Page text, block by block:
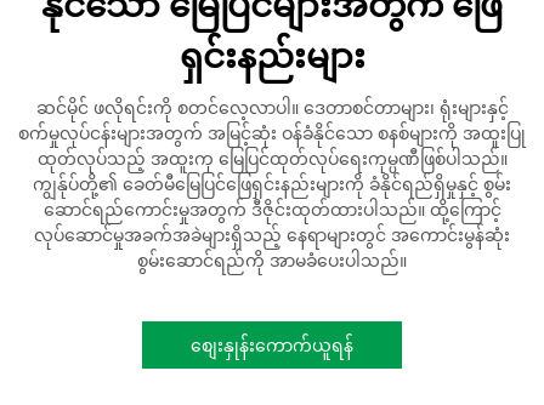
ရှင်းနည်းများ
ဆင်မိုင် ဖလိုရင်းကို စတင်လေ့လာပါ။ ဒေတာစင်တာများ၊ ရုံးများနှင့်
စက်မှုလုပ်ငန်းများအတွက် အမြင့်ဆုံး ဝန်ခံနိုင်သော စနစ်များကို အထူးပြု
ထုတ်လုပ်သည့် အထူးကု မြေပြင်ထုတ်လုပ်ရေးကုမ္ပဏီဖြစ်ပါသည်။
ကျွန်ုပ်တို့၏ ခေတ်မီမြေပြင်ဖြေရှင်းနည်းများကို ခံနိုင်ရည်ရှိမှုနှင့် စွမ်း
ဆောင်ရည်ကောင်းမှုအတွက် ဒီဇိုင်းထုတ်ထားပါသည်။ ထို့ကြောင့်
လုပ်ဆောင်မှုအခက်အခဲများရှိသည့် နေရာများတွင် အကောင်းမွန်ဆုံး
စွမ်းဆောင်ရည်ကို အာမခံပေးပါသည်။
စျေးနှုန်းကောက်ယူရန်